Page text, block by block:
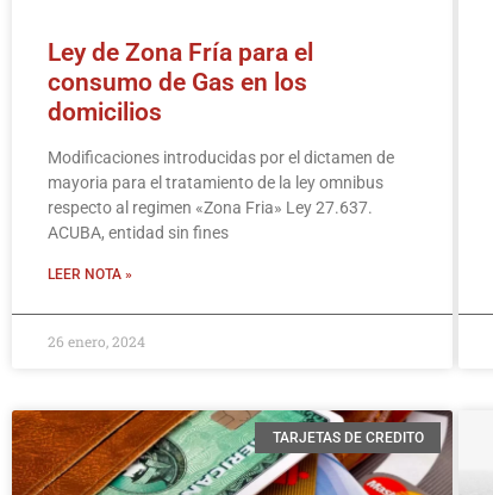
Ley de Zona Fría para el
consumo de Gas en los
domicilios
Modificaciones introducidas por el dictamen de
mayoria para el tratamiento de la ley omnibus
respecto al regimen «Zona Fria» Ley 27.637.
ACUBA, entidad sin fines
LEER NOTA »
26 enero, 2024
TARJETAS DE CREDITO